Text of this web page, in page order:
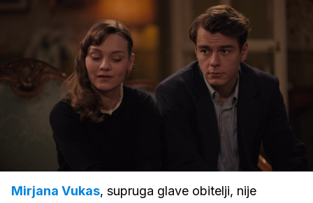
Upali
zvuk
Mirjana Vukas, supruga glave obitelji, nije